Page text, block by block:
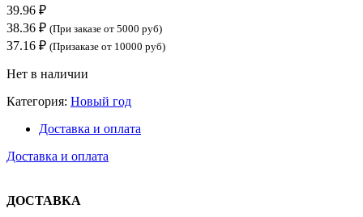
39.96 ₽
38.36 ₽ (При заказе от 5000 руб)
37.16 ₽ (Призаказе от 10000 руб)
Нет в наличии
Категория: Новый год
Доставка и оплата
Доставка и оплата
ДОСТАВКА